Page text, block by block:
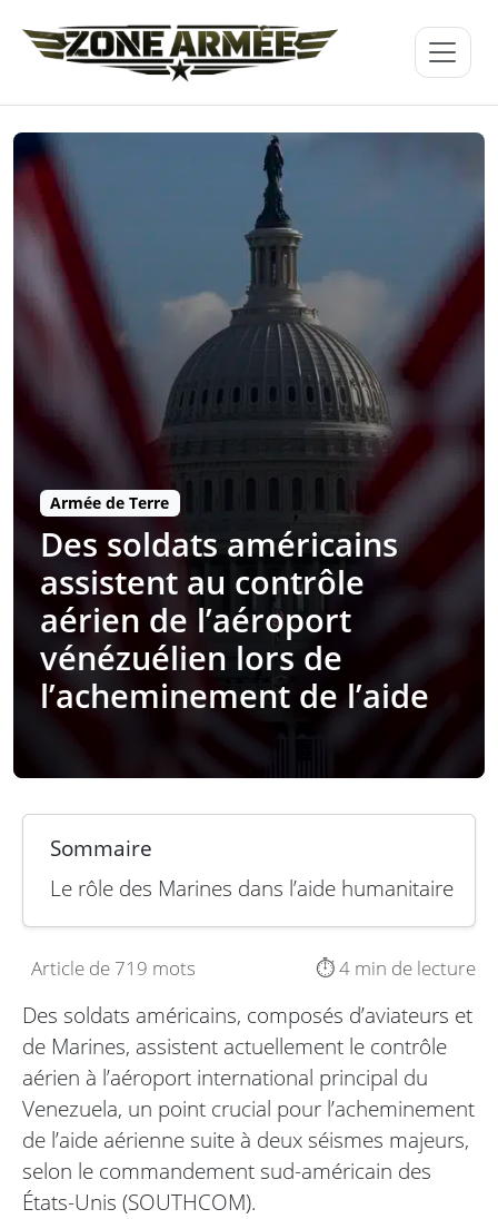
Armée de Terre
Des soldats américains
assistent au contrôle
aérien de l’aéroport
vénézuélien lors de
l’acheminement de l’aide
Sommaire
Le rôle des Marines dans l’aide humanitaire
Article de 719 mots ⏱️ 4 min de lecture
Des soldats américains, composés d’aviateurs et
de Marines, assistent actuellement le contrôle
aérien à l’aéroport international principal du
Venezuela, un point crucial pour l’acheminement
de l’aide aérienne suite à deux séismes majeurs,
selon le commandement sud-américain des
États-Unis (SOUTHCOM).